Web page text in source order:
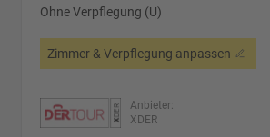
Ohne Verpflegung (U)
Zimmer & Verpflegung anpassen
Anbieter:
XDER